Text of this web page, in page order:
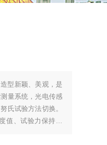
型新颖、美观，是
量系统，光电传感
氏试验方法切换。
值、试验力保持时